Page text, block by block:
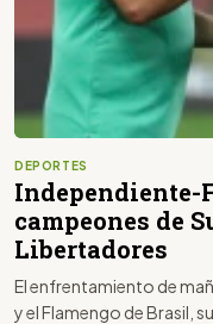
DEPORTES
Independiente-
campeones de
Libertadores
El enfrentamiento de
y el Flamengo de Brasil,